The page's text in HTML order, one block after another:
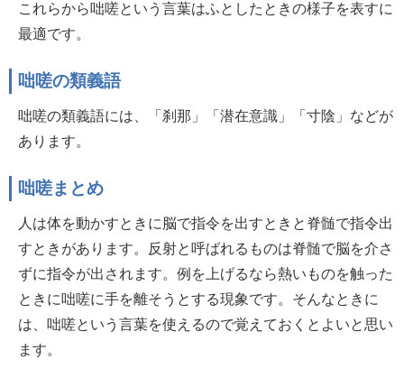
これらから咄嗟という言葉はふとしたときの様子を表すに
最適です。
咄嗟の類義語
咄嗟の類義語には、「刹那」「潜在意識」「寸陰」などが
あります。
咄嗟まとめ
人は体を動かすときに脳で指令を出すときと脊髄で指令出
すときがあります。反射と呼ばれるものは脊髄で脳を介さ
ずに指令が出されます。例を上げるなら熱いものを触った
ときに咄嗟に手を離そうとする現象です。そんなときに
は、咄嗟という言葉を使えるので覚えておくとよいと思い
ます。